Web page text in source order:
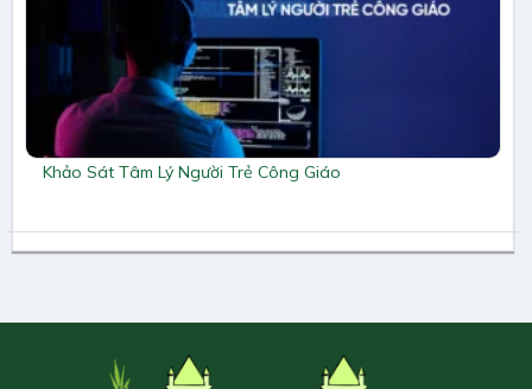
Khảo Sát Tâm Lý Người Trẻ Công Giáo